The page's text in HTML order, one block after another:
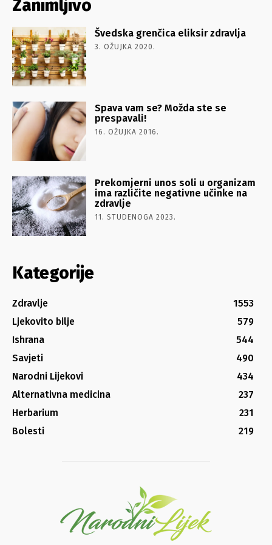
Zanimljivo
Švedska grenčica eliksir zdravlja
3. OŽUJKA 2020.
Spava vam se? Možda ste se
prespavali!
16. OŽUJKA 2016.
Prekomjerni unos soli u organizam
ima različite negativne učinke na
zdravlje
11. STUDENOGA 2023.
Kategorije
Zdravlje
1553
Ljekovito bilje
579
Ishrana
544
Savjeti
490
Narodni Lijekovi
434
Alternativna medicina
237
Herbarium
231
Bolesti
219